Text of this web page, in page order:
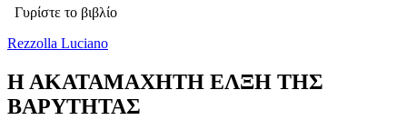
Γυρίστε το βιβλίο
Rezzolla Luciano
Η ΑΚΑΤΑΜΑΧΗΤΗ ΕΛΞΗ ΤΗΣ
ΒΑΡΥΤΗΤΑΣ